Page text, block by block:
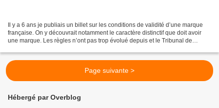
Il y a 6 ans je publiais un billet sur les conditions de validité d’une marque
française. On y découvrait notamment le caractère distinctif que doit avoir
une marque. Les règles n’ont pas trop évolué depuis et le Tribunal de
Page suivante >
Hébergé par Overblog